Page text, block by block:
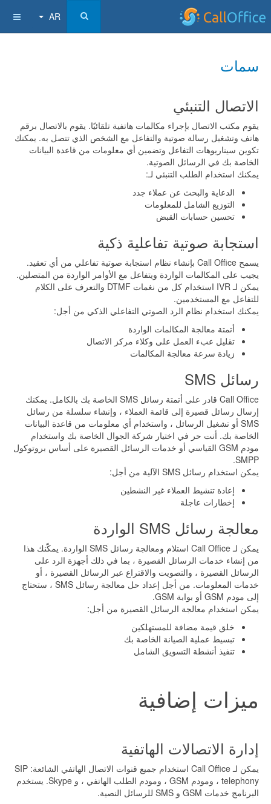
AR
سمات
الاتصال التنبئي
يقوم مكتب الاتصال بإجراء مكالمات هاتفية تلقائيًا. يقوم بالاتصال برقم
هاتف وتشغيل رسالة صوتية والتفاعل مع الشخص الذي تتصل به. يمكنك
تكوين سيناريوهات التفاعل وتضمين أي معلومات من قاعدة البيانات
الخاصة بك في الرسائل الصوتية.
يمكنك استخدام الطلب التنبئي لـ:
الدعاية والبحث عن عملاء جدد
التوزيع الشامل للمعلومات
تحسين حسابات القبض
استجابة صوتية تفاعلية ذكية
يسمح Call Office بإنشاء نظام استجابة صوتية تفاعلي من أي تعقيد.
يجيب على المكالمات الواردة ويتفاعل مع الأوامر الواردة من المتصلين.
يمكن لـ IVR استخدام كل من نغمات DTMF والتعرف على الكلام
للتفاعل مع المستخدمين.
يمكنك استخدام نظام الرد الصوتي التفاعلي الذكي من أجل:
أتمتة معالجة المكالمات الواردة
تقليل عبء العمل على وكلاء مركز الاتصال
زيادة سرعة معالجة المكالمات
رسائل SMS
Call Office قادر على أتمتة رسائل SMS الخاصة بك بالكامل. يمكنك
إرسال رسائل قصيرة إلى قائمة العملاء ، وإنشاء سلسلة من رسائل
SMS أو تشغيل الرسائل ، واستخدام أي معلومات من قاعدة البيانات
الخاصة بك. أنت حر في اختيار شركة الجوال الخاصة بك واستخدام
مودم GSM القياسي أو خدمات الرسائل القصيرة على أساس بروتوكول
SMPP.
يمكن استخدام رسائل SMS الآلية من أجل:
إعادة تنشيط العملاء غير النشطين
إخطارات عاجلة
معالجة رسائل SMS الواردة
يمكن لـ Call Office استلام ومعالجة رسائل SMS الواردة. يمكّنك هذا
من إنشاء خدمات الرسائل القصيرة ، بما في ذلك أجهزة الرد على
الرسائل القصيرة ، والتصويت والاقتراع عبر الرسائل القصيرة ، أو
خدمات المعلومات. من أجل إعداد حل معالجة رسائل SMS ، ستحتاج
إلى مودم GSM أو بوابة GSM.
يمكن استخدام معالجة الرسائل القصيرة من أجل:
خلق قيمة مضافة للمستهلكين
تبسيط عملية الصيانة الخاصة بك
تنفيذ أنشطة التسويق الشامل
ميزات إضافية
إدارة الاتصالات الهاتفية
يمكن لـ Call Office استخدام جميع قنوات الاتصال الهاتفي الشائعة: SIP
telephony ، ومودم GSM ، ومودم الطلب الهاتفي ، و Skype. يستخدم
البرنامج خدمات GSM و SMS للرسائل النصية.